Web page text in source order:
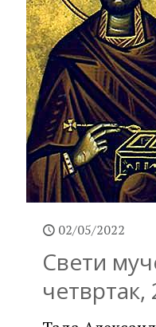
02/05/2022
Свети
четвртак,